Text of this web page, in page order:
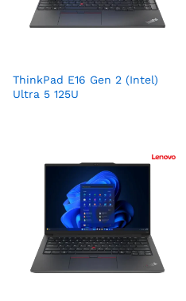
ThinkPad E16 Gen 2 (Intel)
Ultra 5 125U